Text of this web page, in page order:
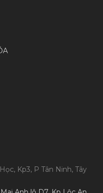
Kp3, P Tân Ninh, Tây